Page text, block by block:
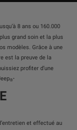
8 ans ou 160.000
grand soin et la plus
modèles. Grâce à une
est la preuve de la
profiter d’une
®.
et effectué au